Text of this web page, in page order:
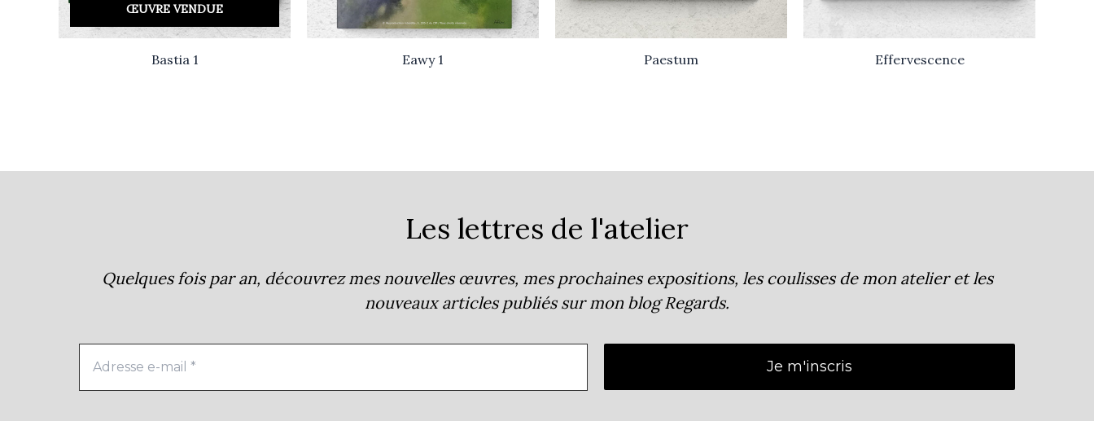
ŒUVRE VENDUE
Bastia 1 Eawy 1 Paestum Effervescence
Les lettres de l'atelier
Quelques fois par an, découvrez mes nouvelles œuvres, mes prochaines expositions, les coulisses de mon atelier et les
nouveaux articles publiés sur mon blogRegards.